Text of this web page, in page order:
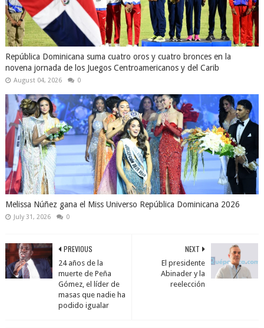
República Dominicana suma cuatro oros y cuatro bronces en la
novena jornada de los Juegos Centroamericanos y del Carib
August 04, 2026 0
Melissa Núñez gana el Miss Universo República Dominicana 2026
July 31, 2026 0
NEXT
El presidente
Abinader y la
reelección
PREVIOUS
24 años de la
muerte de Peña
Gómez, el líder de
masas que nadie ha
podido igualar